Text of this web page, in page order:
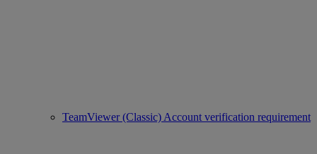
TeamViewer (Classic) Account verification requirement